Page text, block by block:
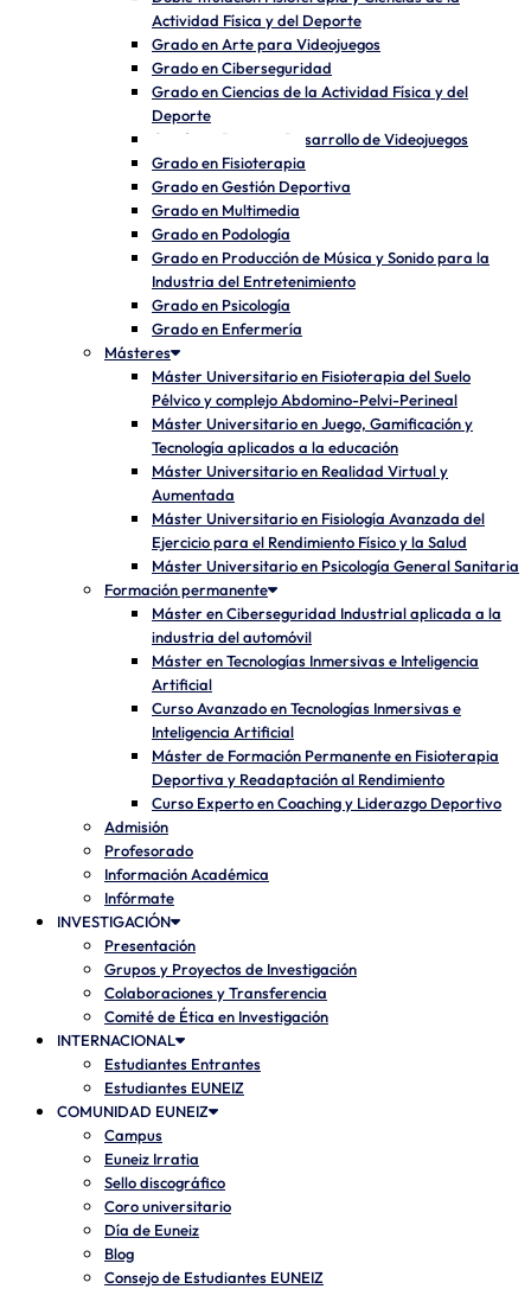
Actividad Física y del Deporte
Grado en Arte para Videojuegos
Grado en Ciberseguridad
Grado en Ciencias de la Actividad Física y del
Deporte
Grado en Diseño y Desarrollo de Videojuegos
Grado en Fisioterapia
Grado en Gestión Deportiva
Grado en Multimedia
Grado en Podología
Grado en Producción de Música y Sonido para la
Industria del Entretenimiento
Grado en Psicología
Grado en Enfermería
Másteres
Máster Universitario en Fisioterapia del Suelo
Pélvico y complejo Abdomino-Pelvi-Perineal
Máster Universitario en Juego, Gamificación y
Tecnología aplicados a la educación
Máster Universitario en Realidad Virtual y
Aumentada
Máster Universitario en Fisiología Avanzada del
Ejercicio para el Rendimiento Físico y la Salud
Máster Universitario en Psicología General Sanitaria
Formación permanente
Máster en Ciberseguridad Industrial aplicada a la
industria del automóvil
Máster en Tecnologías Inmersivas e Inteligencia
Artificial
Curso Avanzado en Tecnologías Inmersivas e
Inteligencia Artificial
Máster de Formación Permanente en Fisioterapia
Deportiva y Readaptación al Rendimiento
Curso Experto en Coaching y Liderazgo Deportivo
Admisión
Profesorado
Información Académica
Infórmate
INVESTIGACIÓN
Presentación
Grupos y Proyectos de Investigación
Colaboraciones y Transferencia
Comité de Ética en Investigación
INTERNACIONAL
Estudiantes Entrantes
Estudiantes EUNEIZ
COMUNIDAD EUNEIZ
Campus
Euneiz Irratia
Sello discográfico
Coro universitario
Día de Euneiz
Blog
Consejo de Estudiantes EUNEIZ